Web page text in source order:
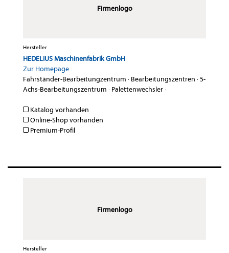
Firmenlogo
Hersteller
HEDELIUS Maschinenfabrik GmbH
Zur Homepage
Fahrständer-Bearbeitungzentrum · Bearbeitungszentren ·5-
Achs-Bearbeitungszentrum · Palettenwechsler·
Katalog vorhanden
Online-Shop vorhanden
Premium-Profil
Firmenlogo
Hersteller